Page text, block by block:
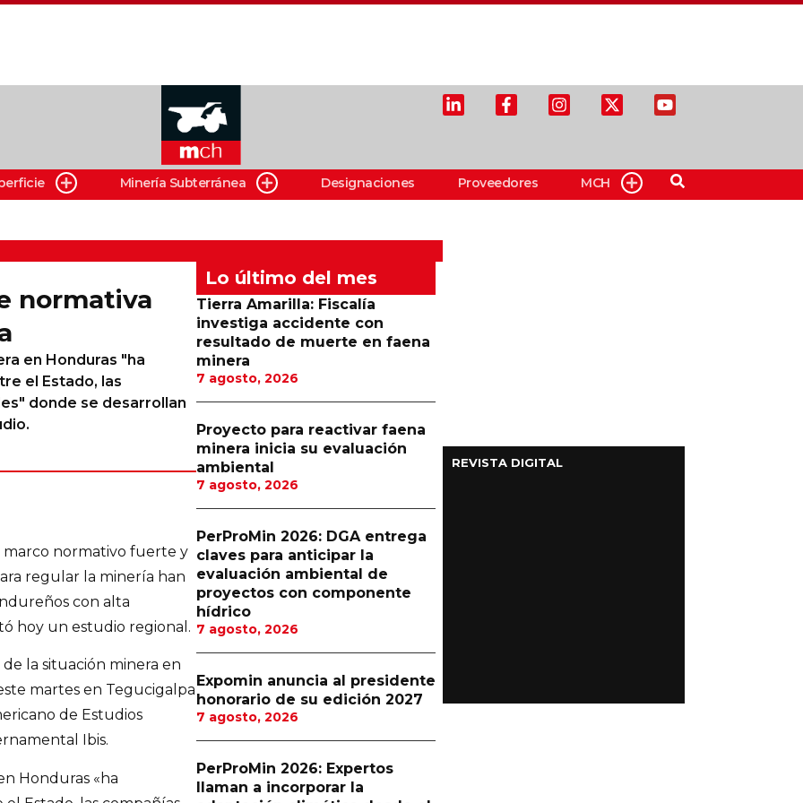
Minería Subterránea Designaciones Proveedores MCH
normativa
en Honduras "ha
el Estado, las
donde se desarrollan
normativo fuerte y
regular la minería han
con alta
hoy un estudio regional.
la situación minera en
martes en Tegucigalpa
de Estudios
Ibis.
Honduras «ha
Lo último del mes
Tierra Amarilla: Fiscalía
investiga accidente con
resultado de muerte en faena
minera
7 agosto, 2026
Proyecto para reactivar faena
minera inicia su evaluación
ambiental
7 agosto, 2026
PerProMin 2026: DGA entrega
claves para anticipar la
evaluación ambiental de
proyectos con componente
hídrico
7 agosto, 2026
Expomin anuncia al presidente
honorario de su edición 2027
7 agosto, 2026
PerProMin 2026: Expertos
llaman a incorporar la
REVISTA DIGITAL